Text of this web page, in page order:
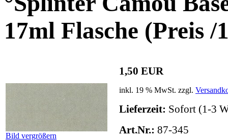
17ml Flasche (Preis /
Bild vergrößern
1,50 EUR
inkl. 19 % MwSt. zzgl.
Lieferzeit: Sofort (1-3
Art.Nr.: 87-345